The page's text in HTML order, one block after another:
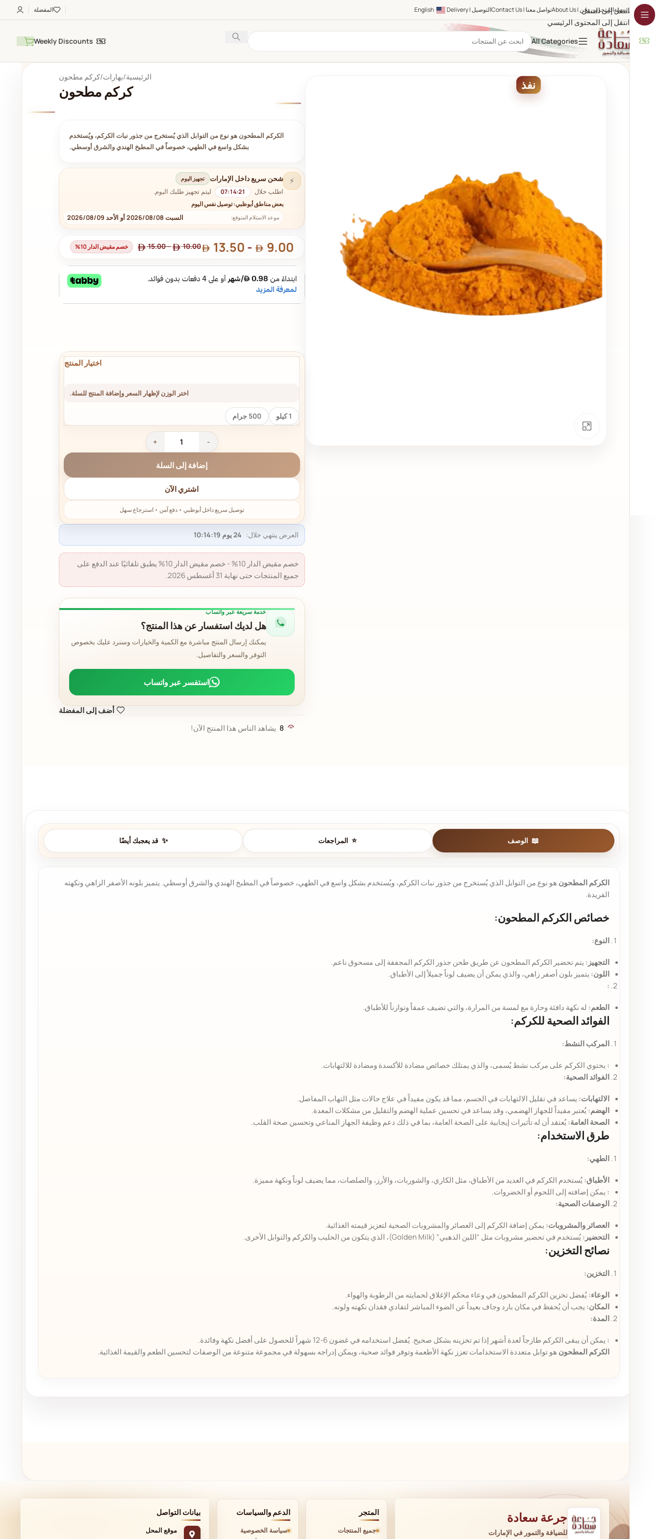
انتقل إلى التنقل
انتقل إلى المحتوى الرئيسي
الرئيسيةالمتجرمن نحن | About Us تواصل معنا | Contact Us التوصيل | Delivery English المفضلة
All Categories
Weekly Discounts
نفذ
الرئيسية بهارات ⁨كركم مطحون⁩⁩
⁨كركم مطحون⁩⁩
الكركم المطحون هو نوع من التوابل الذي يُستخرج من جذور نبات الكركم، ويُستخدم
بشكل واسع في الطهي، خصوصاً في المطبخ الهندي والشرق أوسطي.
⚡ شحن سريع داخل الإمارات تجهيز اليوم
اطلب خلال 07:14:20 ليتم تجهيز طلبك اليوم.
بعض مناطق أبوظبي: توصيل نفس اليوم
موعد الاستلام المتوقع: السبت 2026/08/08 أو الأحد 2026/08/09
10.00
-
15.00 9.00
-
13.50 خصم مقيض الدار 10%
اختر الوزن لإظهار السعر وإضافة المنتج للسلة.
1 كيلو 500 جرام
إضافة إلى السلة
اشتري الآن
العرض ينتهي خلال: 24 يوم 10:14:18
خصم مقيض الدار 10% - خصم مقيض الدار 10% يطبق تلقائيًا عند الدفع على
جميع المنتجات حتى نهاية 31 أغسطس 2026.
خدمة سريعة عبر واتساب
هل لديك استفسار عن هذا المنتج؟
يمكنك إرسال المنتج مباشرة مع الكمية والخيارات وسنرد عليك بخصوص
التوفر والسعر والتفاصيل.
استفسر عبر واتساب
أضف إلى المفضلة
8 يشاهد الناس هذا المنتج الآن!
الوصف المراجعات قد يعجبك أيضًا
الكركم المطحون هو نوع من التوابل الذي يُستخرج من جذور نبات الكركم، ويُستخدم بشكل واسع في الطهي، خصوصاً في المطبخ الهندي والشرق أوسطي. يتميز بلونه الأصفر الزاهي ونكهته
الفريدة.
خصائص الكركم المطحون:
النوع:
التجهيز: يتم تحضير الكركم المطحون عن طريق طحن جذور الكركم المجففة إلى مسحوق ناعم.
اللون: يتميز بلون أصفر زاهي، والذي يمكن أن يضيف لوناً جميلاً إلى الأطباق.
:
الطعم: له نكهة دافئة وحارة مع لمسة من المرارة، والتي تضيف عمقاً وتوازناً للأطباق.
الفوائد الصحية للكركم:
المركب النشط:
: يحتوي الكركم على مركب نشط يُسمى، والذي يمتلك خصائص مضادة للأكسدة ومضادة للالتهابات.
الفوائد الصحية:
الالتهابات: يساعد في تقليل الالتهابات في الجسم، مما قد يكون مفيداً في علاج حالات مثل التهاب المفاصل.
الهضم:يُعتبر مفيداً للجهاز الهضمي، وقد يساعد في تحسين عملية الهضم والتقليل من مشكلات المعدة.
الصحة العامة:يُعتقد أن له تأثيرات إيجابية على الصحة العامة، بما في ذلك دعم وظيفة الجهاز المناعي وتحسين صحة القلب.
طرق الاستخدام:
الطهي:
الأطباق:يُستخدم الكركم في العديد من الأطباق، مثل الكاري، والشوربات، والأرز، والصلصات، مما يضيف لوناً ونكهة مميزة.
: يمكن إضافته إلى اللحوم أو الخضروات.
الوصفات الصحية:
العصائر والمشروبات: يمكن إضافة الكركم إلى العصائر والمشروبات الصحية لتعزيز قيمته الغذائية.
التحضير:يُستخدم في تحضير مشروبات مثل “اللبن الذهبي” (Golden Milk)، الذي يتكون من الحليب والكركم والتوابل الأخرى.
نصائح التخزين:
التخزين:
الوعاء:يُفضل تخزين الكركم المطحون في وعاء محكم الإغلاق لحمايته من الرطوبة والهواء.
المكان: يجب أن يُحفظ في مكان بارد وجاف بعيداً عن الضوء المباشر لتفادي فقدان نكهته ولونه.
المدة:
: يمكن أن يبقى الكركم طازجاً لعدة أشهر إذا تم تخزينه بشكل صحيح. يُفضل استخدامه في غضون 6-12 شهراً للحصول على أفضل نكهة وفائدة.
الكركم المطحون هو توابل متعددة الاستخدامات تعزز نكهة الأطعمة وتوفر فوائد صحية، ويمكن إدراجه بسهولة في مجموعة متنوعة من الوصفات لتحسين الطعم والقيمة الغذائية.
جرعة سعادة
للضيافة والتمور في الإمارات
المتجر
جميع المنتجات
الدعم والسياسات
سياسة الخصوصية
بيانات التواصل
موقع المحل